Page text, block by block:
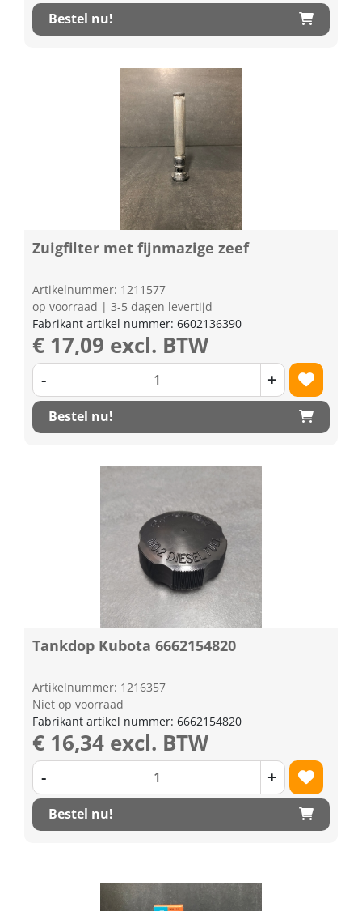
Bestel nu!
Zuigfilter met fijnmazige zeef
Artikelnummer: 1211577
op voorraad | 3-5 dagen levertijd
Fabrikant artikel nummer: 6602136390
€ 17,09 excl. BTW
- +
Bestel nu!
Tankdop Kubota 6662154820
Artikelnummer: 1216357
Niet op voorraad
Fabrikant artikel nummer: 6662154820
€ 16,34 excl. BTW
- +
Bestel nu!